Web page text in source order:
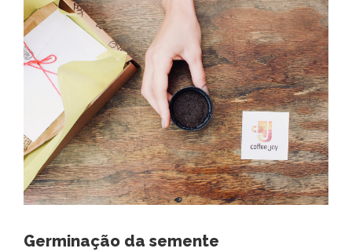
Germinação da semente